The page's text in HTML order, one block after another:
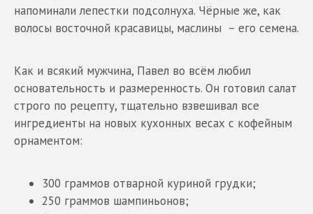
напоминали лепестки подсолнуха. Чёрные же, как
волосы восточной красавицы, маслины – его семена.
Как и всякий мужчина, Павел во всём любил
основательность и размеренность. Он готовил салат
строго по рецепту, тщательно взвешивал все
ингредиенты на новых кухонных весах с кофейным
орнаментом:
300 граммов отварной куриной грудки;
250 граммов шампиньонов;